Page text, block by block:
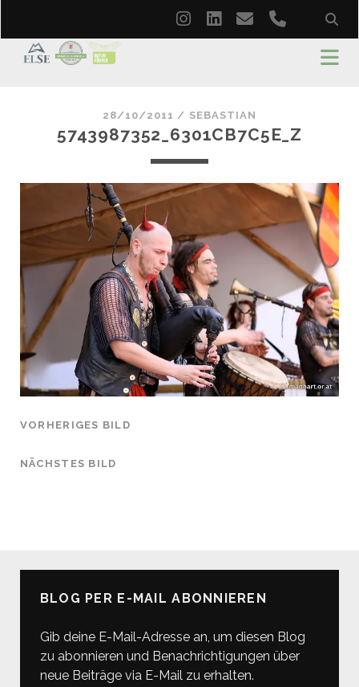
instagram
linkedin
emailphone
28/10/2011 / SEBASTIAN
5743987352_6301CB7C5E_Z
VORHERIGES BILD
NÄCHSTES BILD
BLOG PER E-MAIL ABONNIEREN
Gib deine E-Mail-Adresse an, um diesen Blog
zu abonnieren und Benachrichtigungen über
neue Beiträge via E-Mail zu erhalten.